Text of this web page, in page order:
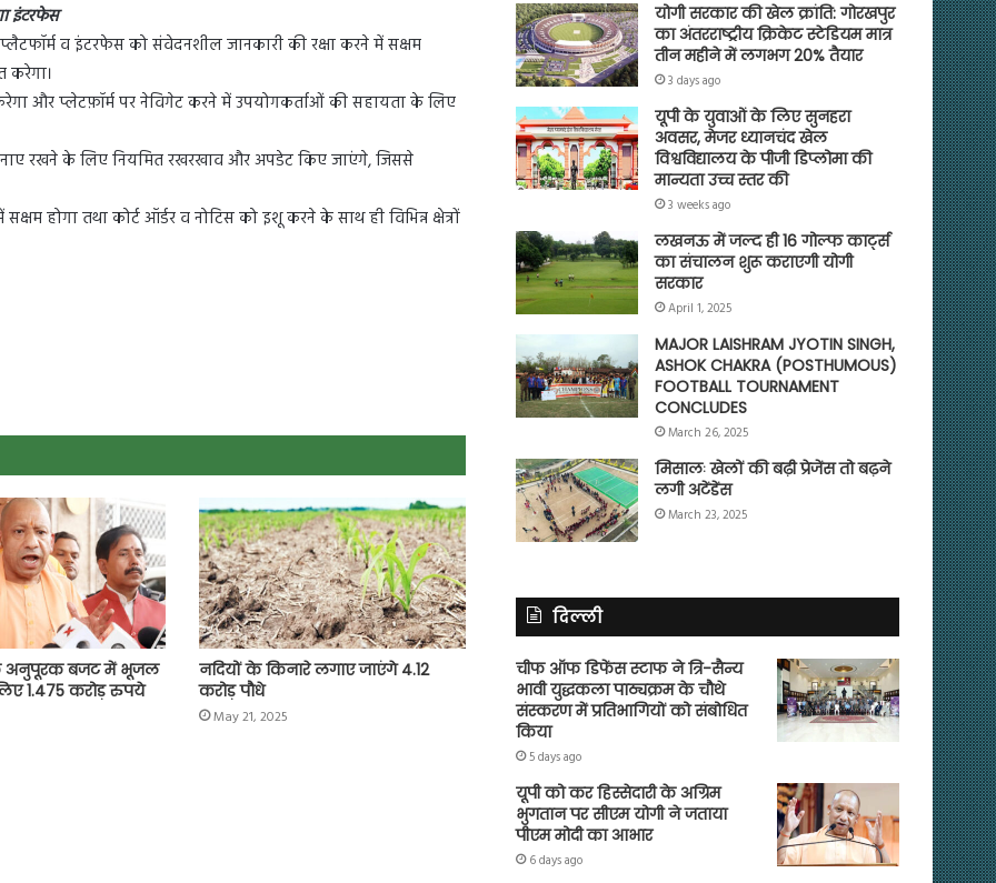
इंटरफेस
व इंटरफेस को संवेदनशील जानकारी की रक्षा करने में सक्षम
करेगा।
और प्लेटफ़ॉर्म पर नेविगेट करने में उपयोगकर्ताओं की सहायता के लिए
रखने के लिए नियमित रखरखाव और अपडेट किए जाएंगे, जिससे
होगा तथा कोर्ट ऑर्डर व नोटिस को इशू करने के साथ ही विभिन्न क्षेत्रों
अनुपूरक बजट में भूजल
1.475 करोड़ रुपये
नदियों के किनारे लगाए जाएंगे 4.12
करोड़ पौधे
May 21, 2025
योगी सरकार की खेल क्रांति: गोरखपुर
का अंतरराष्ट्रीय क्रिकेट स्टेडियम मात्र
तीन महीने में लगभग 20% तैयार
3 days ago
यूपी के युवाओं के लिए सुनहरा
अवसर, मेजर ध्यानचंद खेल
विश्वविद्यालय के पीजी डिप्लोमा की
मान्यता उच्च स्तर की
3 weeks ago
लखनऊ में जल्द ही 16 गोल्फ कार्ट्स
का संचालन शुरू कराएगी योगी
सरकार
April 1, 2025
MAJOR LAISHRAM JYOTIN SINGH,
ASHOK CHAKRA (POSTHUMOUS)
FOOTBALL TOURNAMENT
CONCLUDES
March 26, 2025
मिसालः खेलों की बढ़ी प्रेजेंस तो बढ़ने
लगी अटेंडेंस
March 23, 2025
दिल्ली
चीफ ऑफ डिफेंस स्टाफ ने त्रि-सैन्य
भावी युद्धकला पाठ्यक्रम के चौथे
संस्करण में प्रतिभागियों को संबोधित
किया
5 days ago
यूपी को कर हिस्सेदारी के अग्रिम
भुगतान पर सीएम योगी ने जताया
पीएम मोदी का आभार
6 days ago